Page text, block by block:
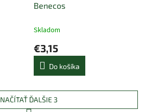
Benecos
Skladom
€3,15
Do košíka
NAČÍTAŤ ĎALŠIE 3